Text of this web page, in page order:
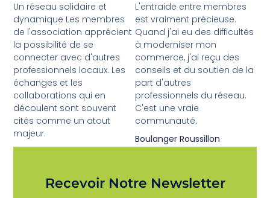
Un réseau solidaire et
dynamique Les membres
de l'association apprécient
la possibilité de se
connecter avec d'autres
professionnels locaux. Les
échanges et les
collaborations qui en
découlent sont souvent
cités comme un atout
majeur.
L'entraide entre membres
est vraiment précieuse.
Quand j'ai eu des difficultés
à moderniser mon
commerce, j'ai reçu des
conseils et du soutien de la
part d'autres
professionnels du réseau.
C'est une vraie
communauté.
Boulanger Roussillon
Recevoir Notre Newsletter